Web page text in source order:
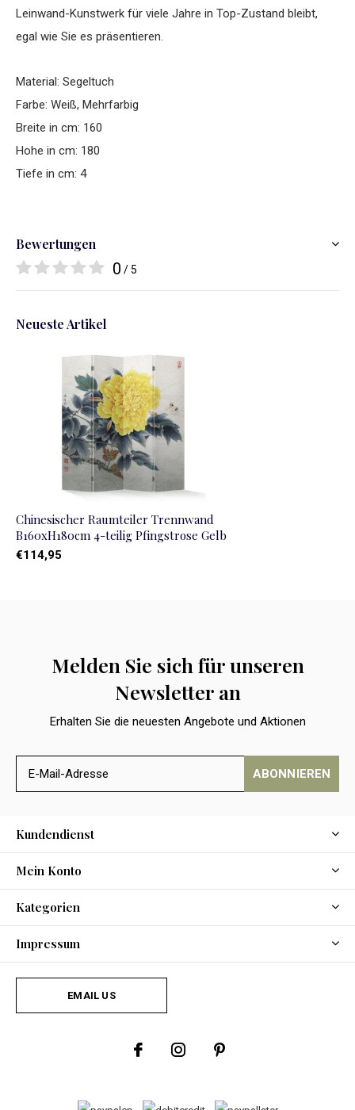
Leinwand-Kunstwerk für viele Jahre in Top-Zustand bleibt,
egal wie Sie es präsentieren.
Material: Segeltuch
Farbe: Weiß, Mehrfarbig
Breite in cm: 160
Hohe in cm: 180
Tiefe in cm: 4
Bewertungen
0 / 5
Neueste Artikel
Chinesischer Raumteiler Trennwand
B160xH180cm 4-teilig Pfingstrose Gelb
€114,95
Melden Sie sich für unseren
Newsletter an
Erhalten Sie die neuesten Angebote und Aktionen
ABONNIEREN
Kundendienst
Mein Konto
Kategorien
Impressum
EMAIL US